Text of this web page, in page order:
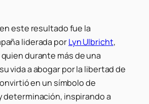
este resultado fue la
liderada porLyn Ulbricht,
durante más de una
vida a abogar por la libertad de
en un símbolo de
determinación, inspirando a